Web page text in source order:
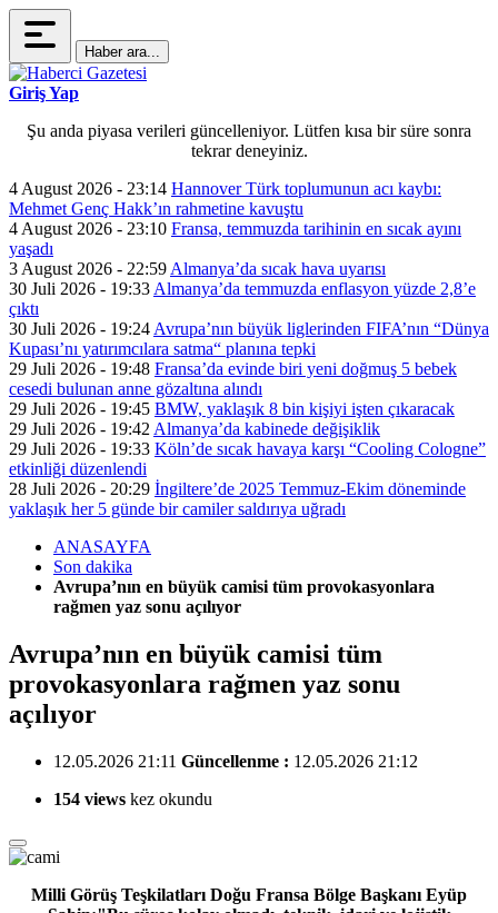
Haber ara...
Giriş Yap
Şu anda piyasa verileri güncelleniyor. Lütfen kısa bir süre sonra
tekrar deneyiniz.
4 August 2026 - 23:14 Hannover Türk toplumunun acı kaybı:
Mehmet Genç Hakk’ın rahmetine kavuştu
4 August 2026 - 23:10 Fransa, temmuzda tarihinin en sıcak ayını
yaşadı
3 August 2026 - 22:59 Almanya’da sıcak hava uyarısı
30 Juli 2026 - 19:33 Almanya’da temmuzda enflasyon yüzde 2,8’e
çıktı
30 Juli 2026 - 19:24 Avrupa’nın büyük liglerinden FIFA’nın “Dünya
Kupası’nı yatırımcılara satma“ planına tepki
29 Juli 2026 - 19:48 Fransa’da evinde biri yeni doğmuş 5 bebek
cesedi bulunan anne gözaltına alındı
29 Juli 2026 - 19:45 BMW, yaklaşık 8 bin kişiyi işten çıkaracak
29 Juli 2026 - 19:42 Almanya’da kabinede değişiklik
29 Juli 2026 - 19:33 Köln’de sıcak havaya karşı “Cooling Cologne”
etkinliği düzenlendi
28 Juli 2026 - 20:29 İngiltere’de 2025 Temmuz-Ekim döneminde
yaklaşık her 5 günde bir camiler saldırıya uğradı
ANASAYFA
Son dakika
Avrupa’nın en büyük camisi tüm provokasyonlara
rağmen yaz sonu açılıyor
Avrupa’nın en büyük camisi tüm
provokasyonlara rağmen yaz sonu
açılıyor
12.05.2026 21:11 Güncellenme : 12.05.2026 21:12
154 views kez okundu
Milli Görüş Teşkilatları Doğu Fransa Bölge Başkanı Eyüp